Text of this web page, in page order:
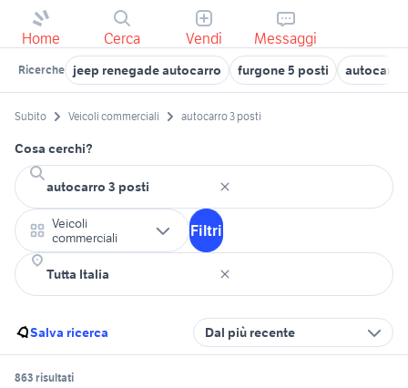
Home Cerca Vendi Messaggi
Ricerche jeep renegade autocarro furgone 5 posti autocarro
Subito Veicoli commerciali autocarro 3 posti
Cosa cerchi?
Veicoli
commerciali
Filtri
Salva ricerca Dal più recente
863 risultati